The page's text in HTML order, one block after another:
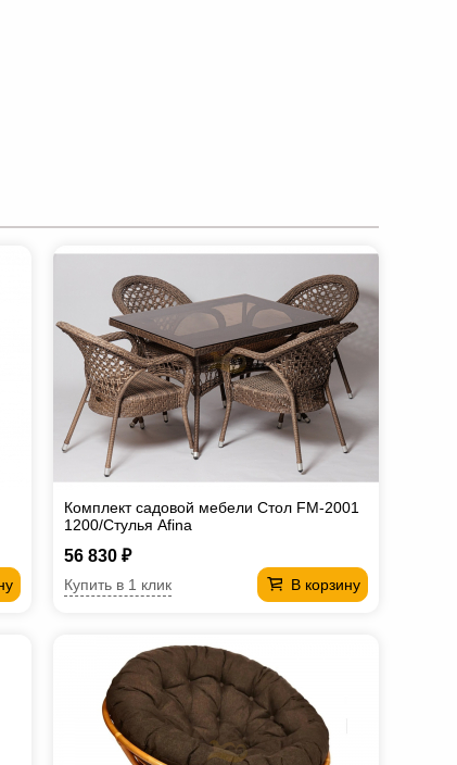
Комплект садовой мебели Стол FM-2001
1200/Стулья Afina
56 830 ₽
В корзину
Купить в 1 клик